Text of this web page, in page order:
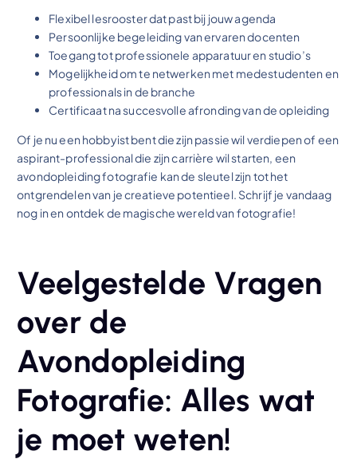
Flexibel lesrooster dat past bij jouw agenda
Persoonlijke begeleiding van ervaren docenten
Toegang tot professionele apparatuur en studio’s
Mogelijkheid om te netwerken met medestudenten en
professionals in de branche
Certificaat na succesvolle afronding van de opleiding
Of je nu een hobbyist bent die zijn passie wil verdiepen of een
aspirant-professional die zijn carrière wil starten, een
avondopleiding fotografie kan de sleutel zijn tot het
ontgrendelen van je creatieve potentieel. Schrijf je vandaag
nog in en ontdek de magische wereld van fotografie!
Veelgestelde Vragen
over de
Avondopleiding
Fotografie: Alles wat
je moet weten!